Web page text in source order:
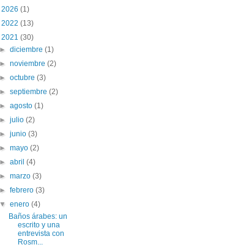
2026 (1)
2022 (13)
2021 (30)
►diciembre(1)
►noviembre(2)
►octubre(3)
►septiembre(2)
►agosto(1)
►julio(2)
►junio(3)
►mayo(2)
►abril(4)
►marzo(3)
►febrero(3)
▼enero(4)
Baños árabes: un
escrito y una
entrevista con
Rosm...